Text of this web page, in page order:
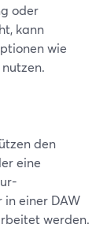
oder
kann
wie
den
eine
einer DAW
werden.